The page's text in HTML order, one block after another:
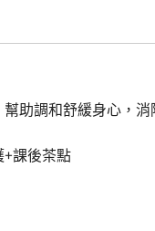
助調和舒緩身心，
+課後茶點